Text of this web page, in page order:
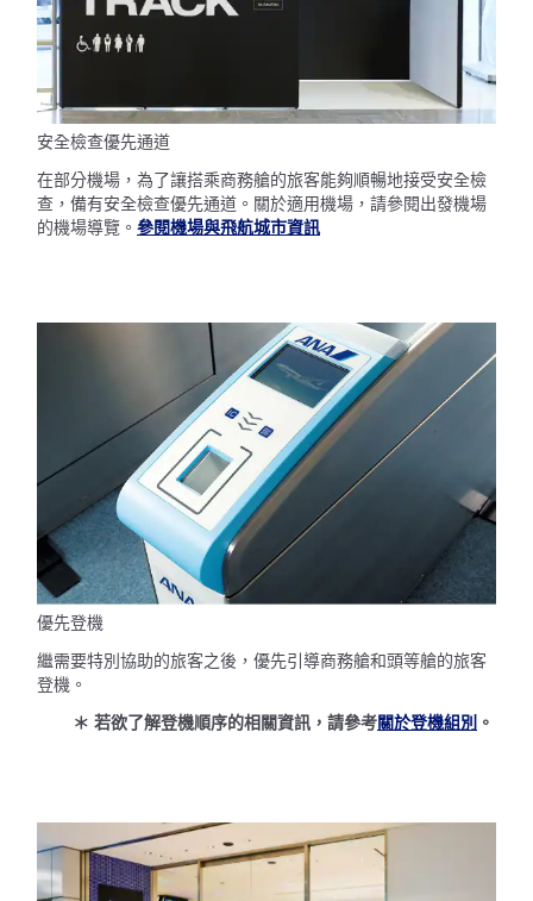
安全檢查優先通道
在部分機場，為了讓搭乘商務艙的旅客能夠順暢地接受安全檢
查，備有安全檢查優先通道。關於適用機場，請參閱出發機場
的機場導覽。 參閱機場與飛航城市資訊
優先登機
繼需要特別協助的旅客之後，優先引導商務艙和頭等艙的旅客
登機。
＊ 若欲了解登機順序的相關資訊，請參考關於登機組別 。